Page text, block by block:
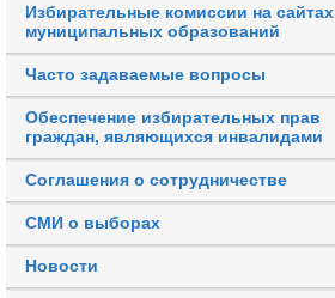
Избирательные комиссии на сайтах
муниципальных образований
Часто задаваемые вопросы
Обеспечение избирательных прав
граждан, являющихся инвалидами
Соглашения о сотрудничестве
СМИ о выборах
Новости